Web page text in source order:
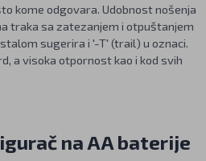
kome odgovara. Udobnost nošenja
traka sa zatezanjem i otpuštanjem
sugerira i '-T' (trail) u oznaci.
a visoka otpornost kao i kod svih
na AA baterije